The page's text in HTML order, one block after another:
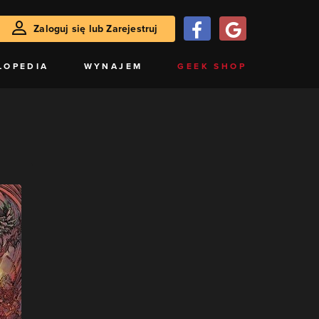
Zaloguj się lub Zarejestruj
WYNAJEM GEEK SHOP